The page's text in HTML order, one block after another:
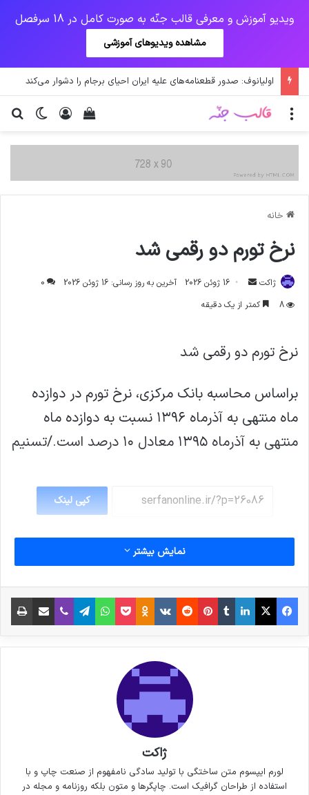
ویدیو آموزش و معرفی قالب جنّه به صورت کامل در 18 سرفصل
مشاهده ویدیوهای آموزشی
اولیانوف: صدور قطعنامه‌های علیه ایران احیای برجام را دشوار می‌کند
تغییر ورود
دیدن سبد خرید منو
خانه
نرخ تورم دو رقمی شد
ژاکت
ارسال
ایمیل
16 ژوئن 2026 آخرین به روز رسانی: 16 ژوئن 2026
0
8
کمتر از یک دقیقه
نرخ تورم دو رقمی شد
براساس محاسبه بانک مرکزی، نرخ تورم در دوازده
ماه منتهی به آذرماه ۱۳۹۶ نسبت به دوازده ماه
منتهی به آذرماه ۱۳۹۵ معادل ۱۰ درصد است./تسنیم
کپی لینک
نمایش بیشتر
فیس بوک X لینکدین
‫تامبلر‫پین‌ترست
‫رددیت‫VKontakte
‫Odnoklassniki
پاکتواتس آپ تلگراموایبر اشتراک گذاری از طریق ایمیل
ژاکت
لورم ایپسوم متن ساختگی با تولید سادگی نامفهوم از صنعت چاپ و با
استفاده از طراحان گرافیک است. چاپگرها و متون بلکه روزنامه و مجله در